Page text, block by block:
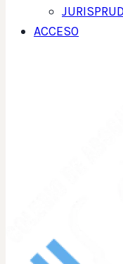
ACCESO